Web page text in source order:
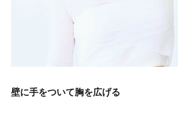
壁に手をついて胸を広げる